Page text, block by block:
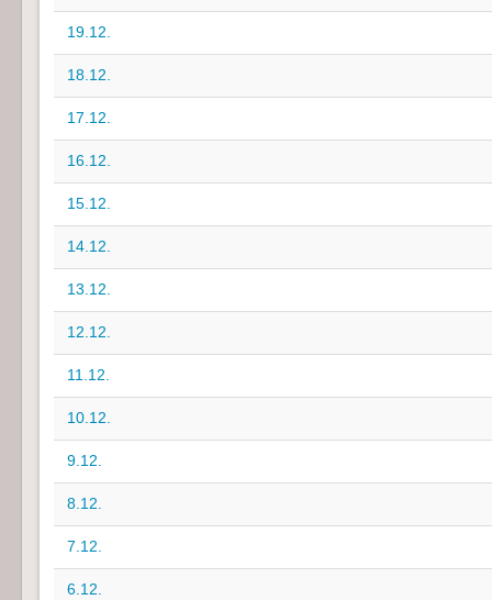
19.12.
18.12.
17.12.
16.12.
15.12.
14.12.
13.12.
12.12.
11.12.
10.12.
9.12.
8.12.
7.12.
6.12.